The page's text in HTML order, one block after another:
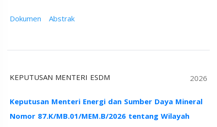
Dokumen Abstrak
KEPUTUSAN MENTERI ESDM 2026
Keputusan Menteri Energi dan Sumber Daya Mineral
Nomor 87.K/MB.01/MEM.B/2026 tentang Wilayah